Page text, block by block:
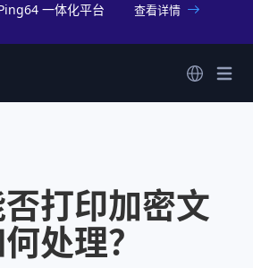
一体化平台 查看详情
打印加密文
处理？